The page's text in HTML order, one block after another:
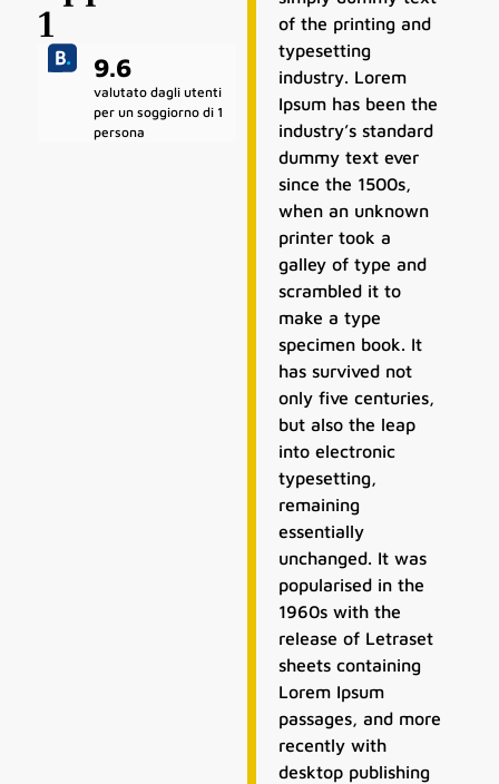
1
9.6
valutato dagli utenti
per un soggiorno di 1
persona
of the printing and
typesetting
industry. Lorem
Ipsum has been the
industry’s standard
dummy text ever
since the 1500s,
when an unknown
printer took a
galley of type and
scrambled it to
make a type
specimen book. It
has survived not
only five centuries,
but also the leap
into electronic
typesetting,
remaining
essentially
unchanged. It was
popularised in the
1960s with the
release of Letraset
sheets containing
Lorem Ipsum
passages, and more
recently with
desktop publishing